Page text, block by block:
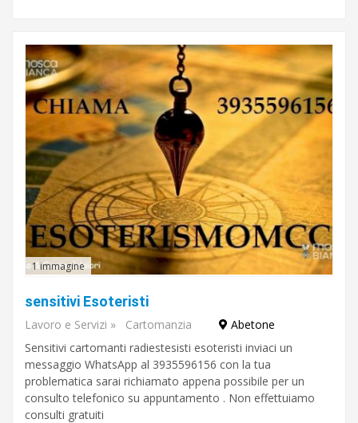
1 immagine
sensitivi Esoteristi
Lavoro e Servizi » Cartomanzia
Abetone
Sensitivi cartomanti radiestesisti esoteristi inviaci un
messaggio WhatsApp al 3935596156 con la tua
problematica sarai richiamato appena possibile per un
consulto telefonico su appuntamento . Non effettuiamo
consulti gratuiti